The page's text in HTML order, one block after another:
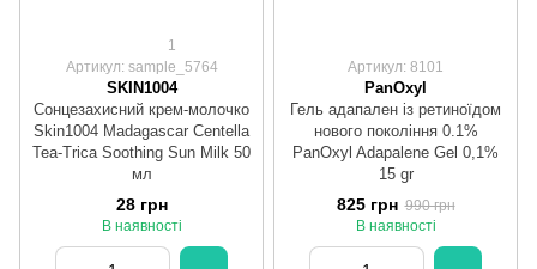
1
Артикул: sample_5764
SKIN1004
Сонцезахисний крем-молочко
Skin1004 Madagascar Centella
Tea-Trica Soothing Sun Milk 50
мл
28 грн
В наявності
Артикул: 8101
PanOxyl
Гель адапален із ретиноїдом
нового покоління 0.1%
PanOxyl Adapalene Gel 0,1%
15 gr
825 грн 990 грн
В наявності